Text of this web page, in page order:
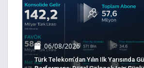
06/08/2026
Türk Telekom’dan Yılın Ilk Yarısında